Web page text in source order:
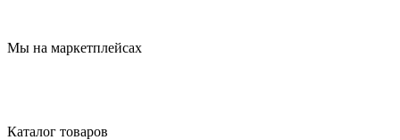
Мы на маркетплейсах
Каталог товаров